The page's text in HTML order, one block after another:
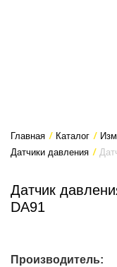
Главная / Каталог /
Датчики давления /
Датчик
DA91
Производитель: